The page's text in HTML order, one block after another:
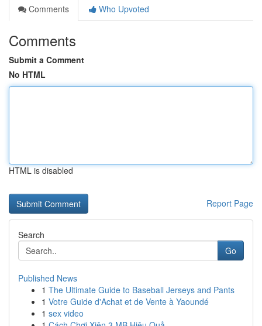
Comments
Who Upvoted
Comments
Submit a Comment
No HTML
HTML is disabled
Report Page
Search
Go
Published News
1 The Ultimate Guide to Baseball Jerseys and Pants
1 Votre Guide d'Achat et de Vente à Yaoundé
1 sex video